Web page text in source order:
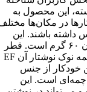
در یک بسته، این محصول به
در مکان‌ها
داشته باشند. این
خودکار دارای ابعاد ۱۵x۱x۱ سانتی‌متر و وزن ۶۰ گرم است. قطر
نوشتاری آن ۰.۵ میلی‌متر است و قطر ساچمه نوک نوشتار آن EF
این خودکار از جنس
است. این